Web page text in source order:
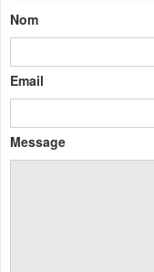
Nom
Email
Message